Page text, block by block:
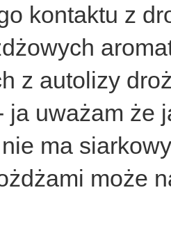
kontaktu z
z autolizy
ja uważam że
ma
może